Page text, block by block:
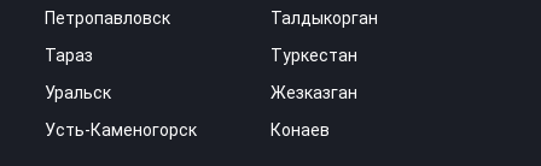
Петропавловск
Талдыкорган
Тараз
Туркестан
Уральск
Жезказган
Усть-Каменогорск
Конаев